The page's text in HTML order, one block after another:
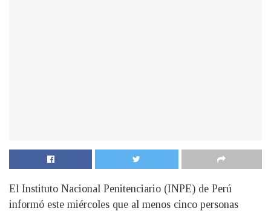
El Instituto Nacional Penitenciario (INPE) de Perú
informó este miércoles que al menos cinco personas